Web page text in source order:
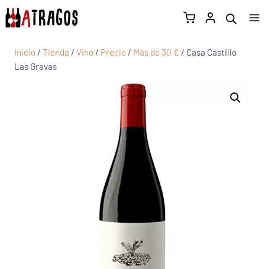
Inicio / Tienda / Vino / Precio / Más de 30 € / Casa Castillo
Las Gravas